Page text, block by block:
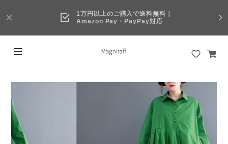
1万円以上のご購入で送料無料｜
Amazon Pay・PayPay対応